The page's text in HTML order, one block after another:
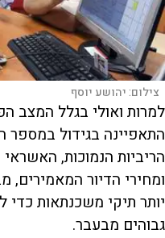
צילום:יהושע יוסף
התאפיינה בגידול במספר
הריביות הנמוכות,
ומחירי הדיור
יותר תיקי משכנתאות כדי
גבוהים מבעבר.